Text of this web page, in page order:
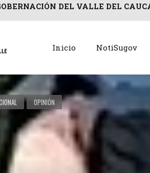
DEL VALLE DEL
Inicio NotiSugov
OPINIÓN